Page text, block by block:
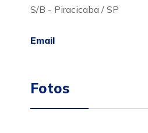
S/B - Piracicaba / SP
Email
Fotos